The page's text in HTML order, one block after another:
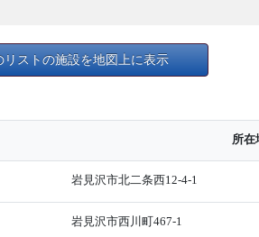
リストの施設を地図上に表示
所在
岩見沢市北二条西12-4-1
岩見沢市西川町467-1